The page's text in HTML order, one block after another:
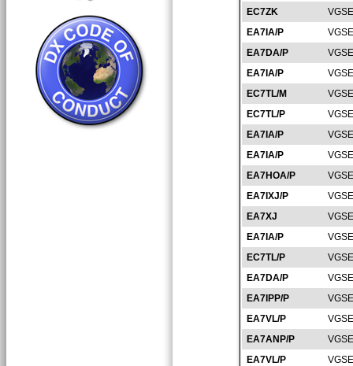
EC7ZK
EA7IA/P
EA7DA/P
EA7IA/P
EC7TL/M
EC7TL/P
EA7IA/P
EA7IA/P
EA7HOA/P
EA7IXJ/P
EA7XJ
EA7IA/P
EC7TL/P
EA7DA/P
EA7IPP/P
EA7VL/P
EA7ANP/P
EA7VL/P